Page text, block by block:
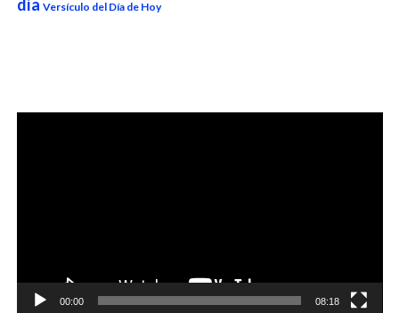
día Versículo del Día de Hoy
Reproductor
00:00 08:18